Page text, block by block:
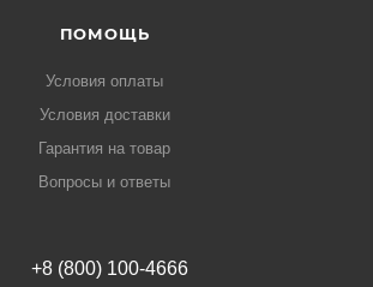
ПОМОЩЬ
Условия оплаты
Условия доставки
Гарантия на товар
Вопросы и ответы
+8 (800) 100-4666